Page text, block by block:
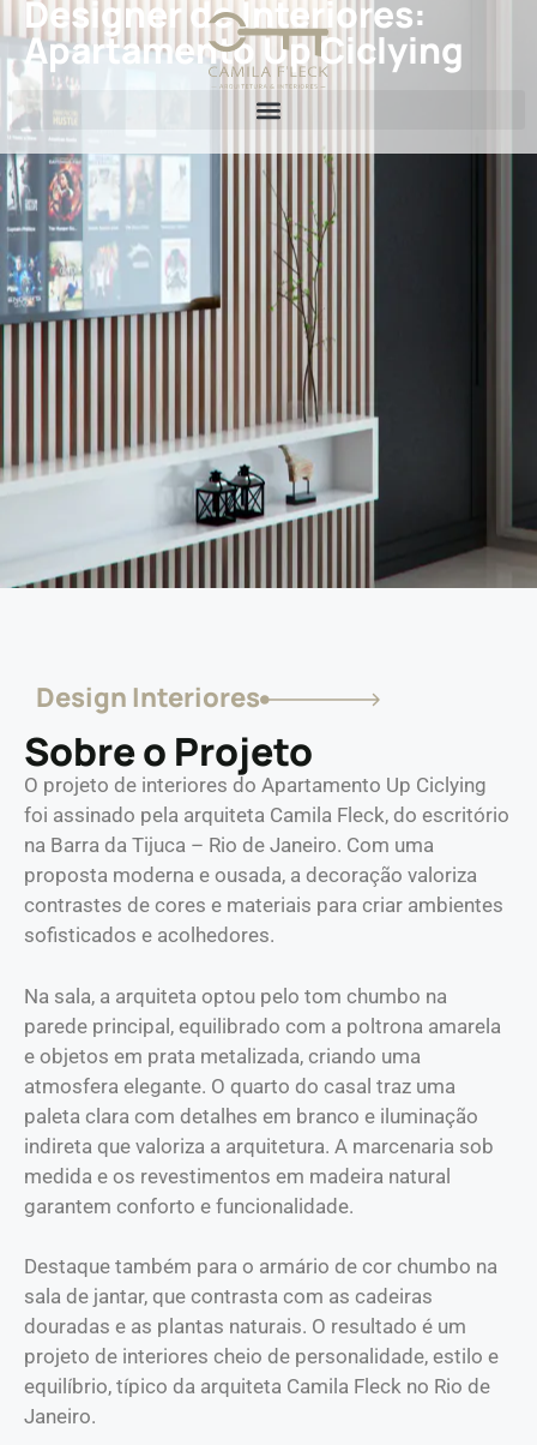
Designer de Interiores:
Apartamento Up Ciclying
Design Interiores
Sobre o Projeto
O projeto de interiores do Apartamento Up Ciclying
foi assinado pela arquiteta Camila Fleck, do escritório
na Barra da Tijuca – Rio de Janeiro. Com uma
proposta moderna e ousada, a decoração valoriza
contrastes de cores e materiais para criar ambientes
sofisticados e acolhedores.
Na sala, a arquiteta optou pelo tom chumbo na
parede principal, equilibrado com a poltrona amarela
e objetos em prata metalizada, criando uma
atmosfera elegante. O quarto do casal traz uma
paleta clara com detalhes em branco e iluminação
indireta que valoriza a arquitetura. A marcenaria sob
medida e os revestimentos em madeira natural
garantem conforto e funcionalidade.
Destaque também para o armário de cor chumbo na
sala de jantar, que contrasta com as cadeiras
douradas e as plantas naturais. O resultado é um
projeto de interiores cheio de personalidade, estilo e
equilíbrio, típico da arquiteta Camila Fleck no Rio de
Janeiro.